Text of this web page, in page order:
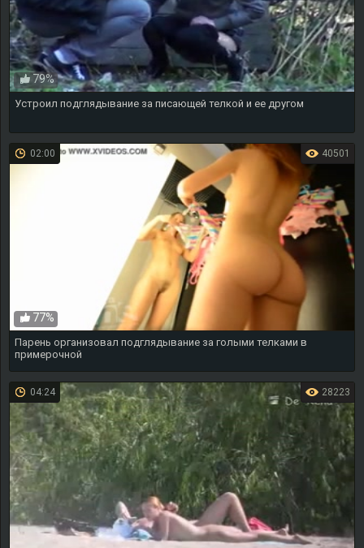
79%
Устроил подглядывание за писающей телкой и ее другом
40501
02:00
77%
Парень организовал подглядывание за голыми телками в
примерочной
28223
04:24